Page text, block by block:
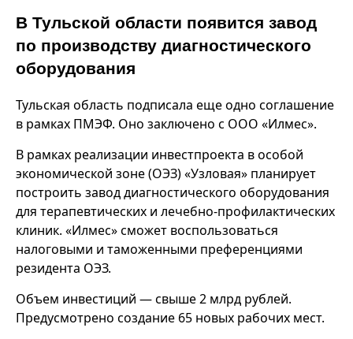
В Тульской области появится завод
по производству диагностического
оборудования
Тульская область подписала еще одно соглашение
в рамках ПМЭФ. Оно заключено с ООО «Илмес».
В рамках реализации инвестпроекта в особой
экономической зоне (ОЭЗ) «Узловая» планирует
построить завод диагностического оборудования
для терапевтических и лечебно-профилактических
клиник. «Илмес» сможет воспользоваться
налоговыми и таможенными преференциями
резидента ОЭЗ.
Объем инвестиций — свыше 2 млрд рублей.
Предусмотрено создание 65 новых рабочих мест.